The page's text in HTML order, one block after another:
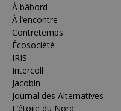
À bâbord
À l’encontre
Contretemps
Écosociété
IRIS
Intercoll
Jacobin
Journal des Alternatives
L’étoile du Nord